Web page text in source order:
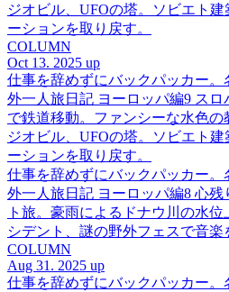
ジオビル、UFOの塔。ソビエト
ーションを取り戻す。
COLUMN
Oct 13. 2025 up
仕事を辞めずにバックパッカー
外一人旅日記 ヨーロッパ編9 スロ
で鉄道移動。ファンシーな水色
ジオビル、UFOの塔。ソビエト
ーションを取り戻す。
仕事を辞めずにバックパッカー
外一人旅日記 ヨーロッパ編8 心
ト旅。豪雨によるドナウ川の水
シデント、謎の野外フェスで音楽
COLUMN
Aug 31. 2025 up
仕事を辞めずにバックパッカー